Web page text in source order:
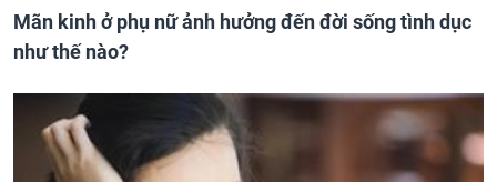
Mãn kinh ở phụ nữ ảnh hưởng đến đời sống tình dục
như thế nào?